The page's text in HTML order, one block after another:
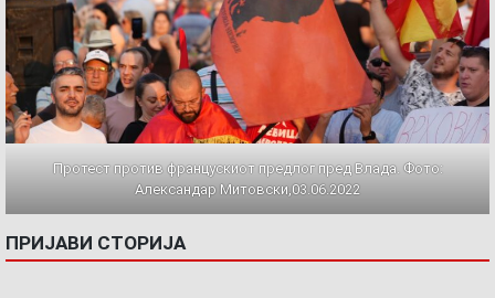
Протест против францускиот предлог пред Влада. Фото:
Александар Митовски,03.06.2022
ПРИЈАВИ СТОРИЈА